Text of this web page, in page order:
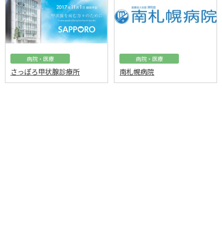
病院・医療
さっぽろ甲状腺診療所
病院・医療
南札幌病院